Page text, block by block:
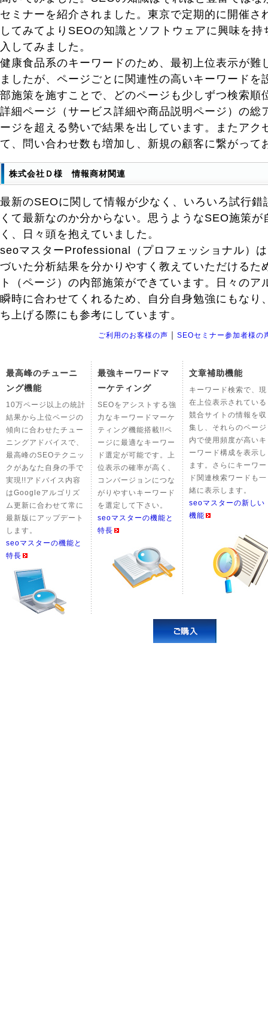
セミナーを紹介されました。東京で定期的に開催さ
してみてよりSEOの知識とソフトウェアに興味を
入してみました。
健康食品系のキーワードのため、最初上位表示が難
ましたが、ページごとに関連性の高いキーワードを
部施策を施すことで、どのページも少しずつ検索順
詳細ページ（サービス詳細や商品説明ページ）の総
ージを超える勢いで結果を出しています。またアク
て、問い合わせ数も増加し、新規の顧客に繋がって
株式会社Ｄ様 情報商材関連
最新のSEOに関して情報が少なく、いろいろ試行錯
くて最新なのか分からない。思うようなSEO施策
く、日々頭を抱えていました。
seoマスターProfessional（プロフェッショナル）
づいた分析結果を分かりやすく教えていただけるた
ト（ページ）の内部施策ができています。日々のア
瞬時に合わせてくれるため、自分自身勉強にもなり
ち上げる際にも参考にしています。
ご利用のお客様の声 ｜ SEOセミナー参加者様の
最高峰のチューニ
ング機能
10万ページ以上の統計
結果から上位ページの
傾向に合わせたチュー
ニングアドバイスで、
最高峰のSEOテクニッ
クがあなた自身の手で
実現!!アドバイス内容
はGoogleアルゴリズ
ム更新に合わせて常に
最新版にアップデート
します。
seoマスターの機能と
特長
最強キーワードマ
ーケティング
SEOをアシストする強
力なキーワードマーケ
ティング機能搭載!!ペ
ージに最適なキーワー
ド選定が可能です。上
位表示の確率が高く、
コンバージョンにつな
がりやすいキーワード
を選定して下さい。
seoマスターの機能と
特長
文章補助機能
キーワード検索で、現
在上位表示されている
競合サイトの情報を収
集し、それらのページ
内で使用頻度が高いキ
ーワード構成を表示し
ます。さらにキーワー
ド関連検索ワードも一
緒に表示します。
seoマスターの新しい
機能